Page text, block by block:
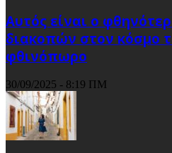
Αυτός είναι ο
διακοπών στον κόσμο
φθινόπωρο
30/09/2025 - 8:19 ΠΜ